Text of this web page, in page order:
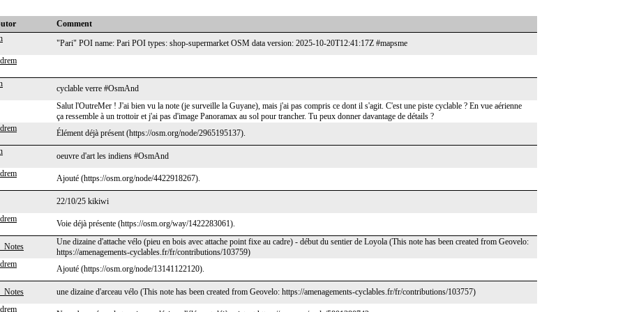
Comment
"Pari" POI name: Pari POI types: shop-supermarket OSM data version: 2025-10-20T12:41:17Z #mapsme
cyclable verre #OsmAnd
Salut l'OutreMer ! J'ai bien vu la note (je surveille la Guyane), mais j'ai pas compris ce dont il s'agit. C'est une piste cyclable ? En vue aérienne
ça ressemble à un trottoir et j'ai pas d'image Panoramax au sol pour trancher. Tu peux donner davantage de détails ?
Élément déjà présent (https://osm.org/node/2965195137).
oeuvre d'art les indiens #OsmAnd
Ajouté (https://osm.org/node/4422918267).
22/10/25 kikiwi
Voie déjà présente (https://osm.org/way/1422283061).
Une dizaine d'attache vélo (pieu en bois avec attache point fixe au cadre) - début du sentier de Loyola (This note has been created from Geovelo:
https://amenagements-cyclables.fr/fr/contributions/103759)
Ajouté (https://osm.org/node/13141122120).
une dizaine d'arceau vélo (This note has been created from Geovelo: https://amenagements-cyclables.fr/fr/contributions/103757)